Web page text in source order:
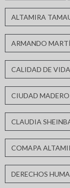
ALTAMIRA
ARMANDO
CALIDAD DE VIDA
CIUDAD MADERO
CLAUDIA
COMAPA
DERECHOS